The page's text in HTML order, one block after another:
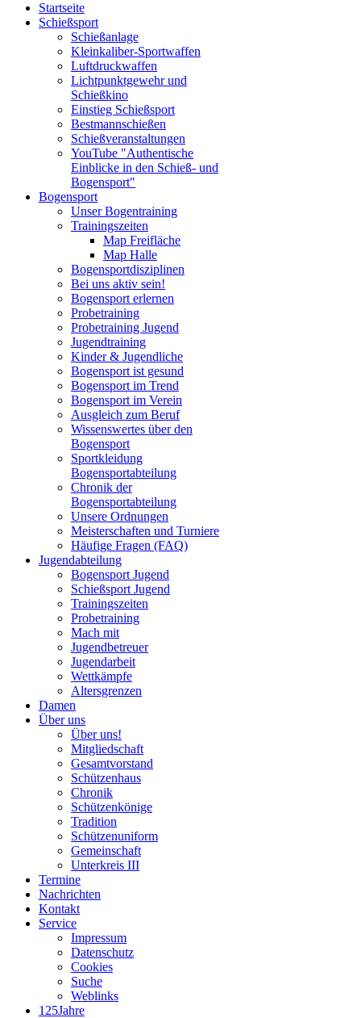
Startseite
Schießsport
Schießanlage
Kleinkaliber-Sportwaffen
Luftdruckwaffen
Lichtpunktgewehr und
Schießkino
Einstieg Schießsport
Bestmannschießen
Schießveranstaltungen
YouTube "Authentische
Einblicke in den Schieß- und
Bogensport"
Bogensport
Unser Bogentraining
Trainingszeiten
Map Freifläche
Map Halle
Bogensportdisziplinen
Bei uns aktiv sein!
Bogensport erlernen
Probetraining
Probetraining Jugend
Jugendtraining
Kinder & Jugendliche
Bogensport ist gesund
Bogensport im Trend
Bogensport im Verein
Ausgleich zum Beruf
Wissenswertes über den
Bogensport
Sportkleidung
Bogensportabteilung
Chronik der
Bogensportabteilung
Unsere Ordnungen
Meisterschaften und Turniere
Häufige Fragen (FAQ)
Jugendabteilung
Bogensport Jugend
Schießsport Jugend
Trainingszeiten
Probetraining
Mach mit
Jugendbetreuer
Jugendarbeit
Wettkämpfe
Altersgrenzen
Damen
Über uns
Über uns!
Mitgliedschaft
Gesamtvorstand
Schützenhaus
Chronik
Schützenkönige
Tradition
Schützenuniform
Gemeinschaft
Unterkreis III
Termine
Nachrichten
Kontakt
Service
Impressum
Datenschutz
Cookies
Suche
Weblinks
125Jahre